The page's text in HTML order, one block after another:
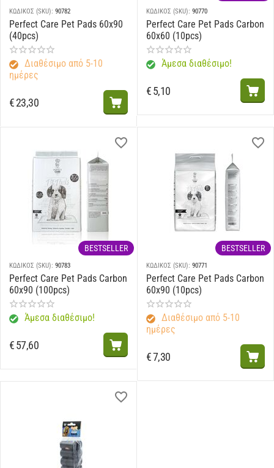
ΚΩΔΙΚΟΣ (SKU): 90782
Perfect Care Pet Pads 60x90
(40pcs)
Διαθέσιμο από 5-10
ημέρες
€23,30
ΚΩΔΙΚΟΣ (SKU): 90770
Perfect Care Pet Pads Carbon
60x60 (10pcs)
Άμεσα διαθέσιμο!
€5,10
BESTSELLER
ΚΩΔΙΚΟΣ (SKU): 90783
Perfect Care Pet Pads Carbon
60x90 (100pcs)
Άμεσα διαθέσιμο!
€57,60
BESTSELLER
ΚΩΔΙΚΟΣ (SKU): 90771
Perfect Care Pet Pads Carbon
60x90 (10pcs)
Διαθέσιμο από 5-10
ημέρες
€7,30